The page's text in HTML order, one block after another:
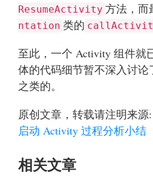
ResumeActivity 方法，而
ntation 类的
至此，一个 Activity 组件就
体的代码细节暂不深入讨
之类的。
原创文章，转载请注明来
启动 Activity 过程分析小结
相关文章